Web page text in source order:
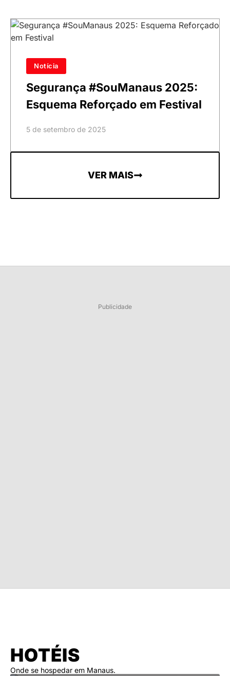
Notícia
Segurança #SouManaus 2025:
Esquema Reforçado em Festival
5 de setembro de 2025
VER MAIS
Publicidade
HOTÉIS
Onde se hospedar em Manaus.